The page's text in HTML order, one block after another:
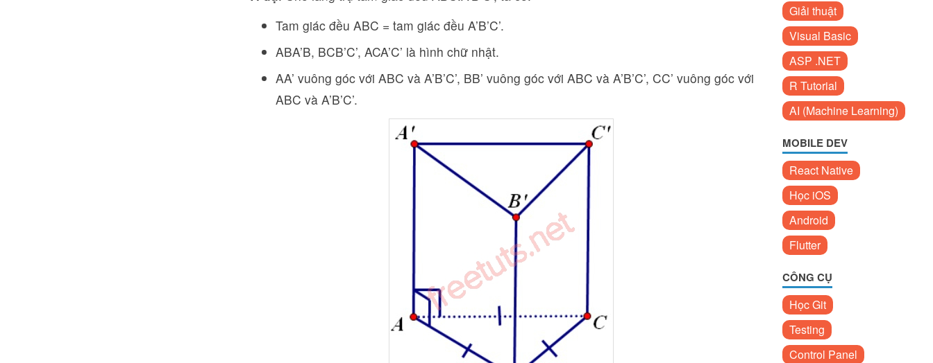
Tam giác đều ABC = tam giác đều A’B’C’.
ABA’B, BCB’C’, ACA’C’ là hình chữ nhật.
AA’ vuông góc với ABC và A’B’C’, BB’ vuông góc với ABC và A’B’C’, CC’ vuông góc với
ABC và A’B’C’.
Giải thuật
Visual Basic
ASP .NET
R Tutorial
AI (Machine Learning)
MOBILE DEV
React Native
Học iOS
Android
Flutter
CÔNG CỤ
Học Git
Testing
Control Panel